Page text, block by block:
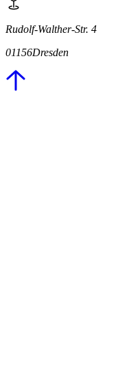
Rudolf-Walther-Str. 4
01156Dresden